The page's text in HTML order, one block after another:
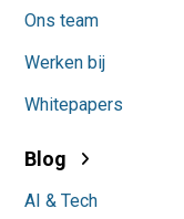
Ons team
Werken bij
Whitepapers
Blog
AI & Tech